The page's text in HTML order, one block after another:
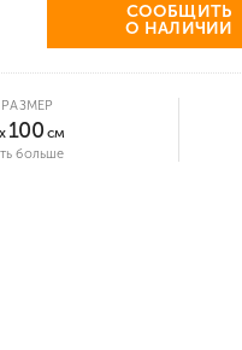
СООБЩИТЬ
О НАЛИЧИИ
x 100 см
больше